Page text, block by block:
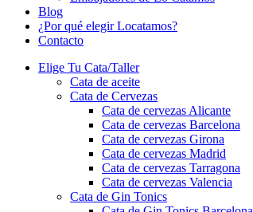
Blog
¿Por qué elegir Locatamos?
Contacto
Elige Tu Cata/Taller
Cata de aceite
Cata de Cervezas
Cata de cervezas Alicante
Cata de cervezas Barcelona
Cata de cervezas Girona
Cata de cervezas Madrid
Cata de cervezas Tarragona
Cata de cervezas Valencia
Cata de Gin Tonics